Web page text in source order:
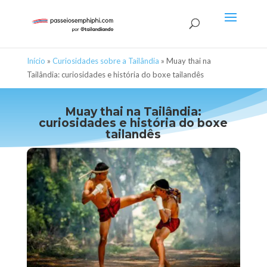
Início » Curiosidades sobre a Tailândia » Muay thai na
Tailândia: curiosidades e história do boxe tailandês
Muay thai na Tailândia:
curiosidades e história do boxe
tailandês